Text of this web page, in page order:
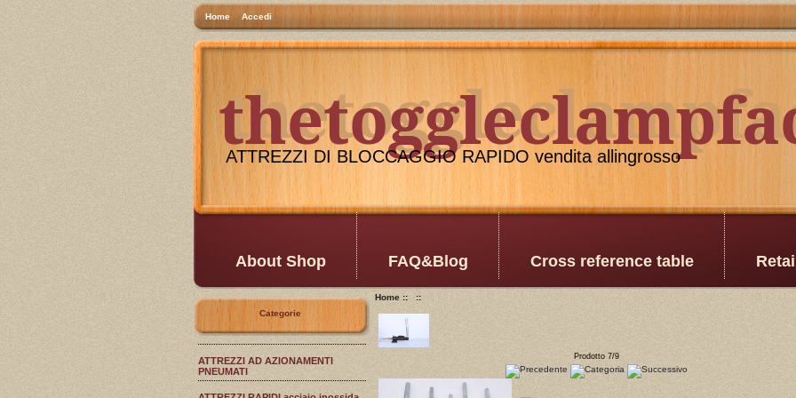
Home Accedi
ATTREZZI DI BLOCCAGGIO RAPIDO vendita allingrosso
About Shop FAQ&Blog Cross reference table
Categorie
ATTREZZI AD AZIONAMENTI
PNEUMATI
Home :: ::
Prodotto 7/9